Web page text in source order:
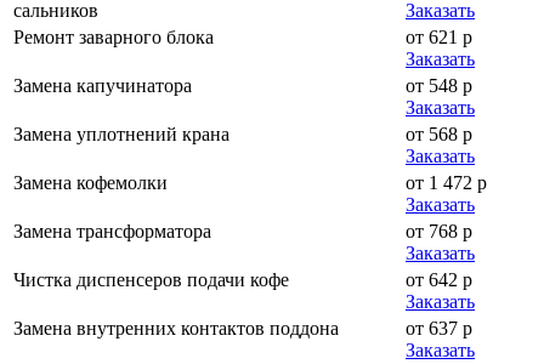
сальников
Заказать
Ремонт заварного блока
от 621 р
Заказать
Замена капучинатора
от 548 р
Заказать
Замена уплотнений крана
от 568 р
Заказать
Замена кофемолки
от 1 472 р
Заказать
Замена трансформатора
от 768 р
Заказать
Чистка диспенсеров подачи кофе
от 642 р
Заказать
Замена внутренних контактов поддона
от 637 р
Заказать